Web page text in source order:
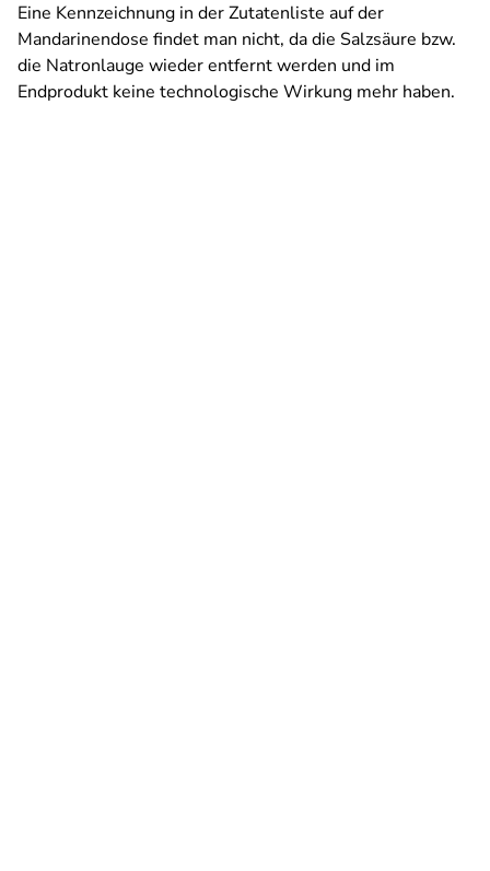
Eine Kennzeichnung in der Zutatenliste auf der
Mandarinendose findet man nicht, da die Salzsäure bzw.
die Natronlauge wieder entfernt werden und im
Endprodukt keine technologische Wirkung mehr haben.